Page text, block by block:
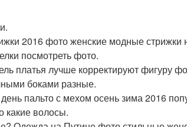
2016 фото женские модные стрижки
посмотреть фото.
платья лучше корректируют фигуру
боками разные.
пальто с мехом осень зима 2016
какие волосы.